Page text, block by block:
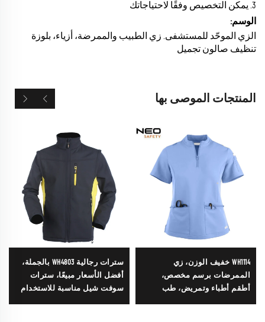
3. يمكن التخصيص وفقًا لاحتياجاتك
الوسم:
الزي الموحّد للمستشفى. زي الطبيب والممرضة، أزياء، بلوزة
تنظيف صالون تجميل
المنتجات الموصى بها
WH1114 خفيف الوزن، زي
الممرضات برسم مخصص،
أطقم أطباء وتمريض، طب
سترات رجالية WH4803 بالجملة،
أفضل الأسعار مبيعًا، سترات
سوفت شيل مناسبة للاستخدام